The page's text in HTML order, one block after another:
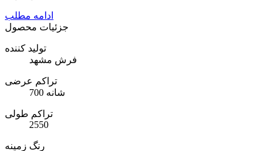
ادامه مطلب
جزئیات محصول
تولید کننده
فرش مشهد
تراکم عرضی
700 شانه
تراکم طولی
2550
رنگ زمینه